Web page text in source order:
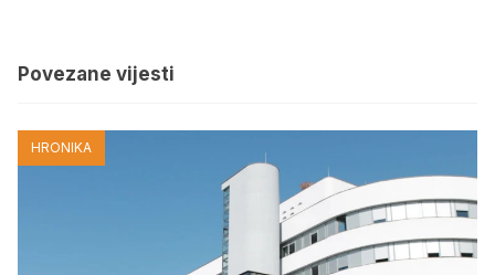
Povezane vijesti
HRONIKA